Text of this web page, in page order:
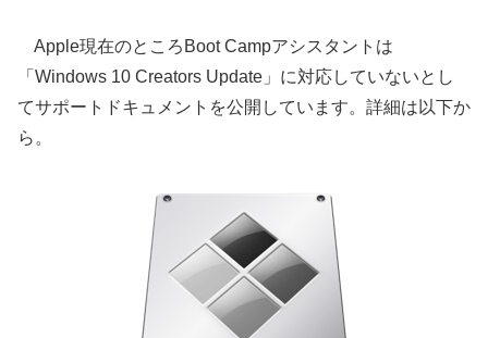
Apple現在のところBoot Campアシスタントは
「Windows 10 Creators Update」に対応していないとし
てサポートドキュメントを公開しています。詳細は以下か
ら。